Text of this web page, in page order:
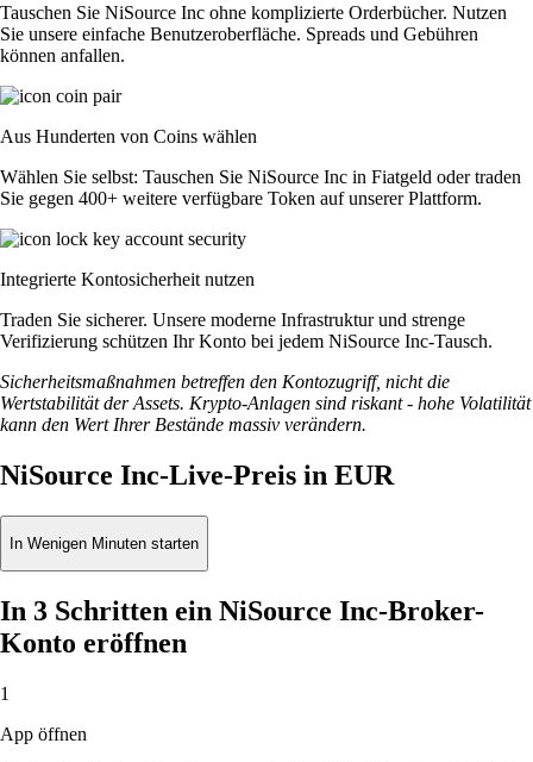
Tauschen Sie NiSource Inc ohne komplizierte Orderbücher. Nutzen
Sie unsere einfache Benutzeroberfläche. Spreads und Gebühren
können anfallen.
Aus Hunderten von Coins wählen
Wählen Sie selbst: Tauschen Sie NiSource Inc in Fiatgeld oder traden
Sie gegen 400+ weitere verfügbare Token auf unserer Plattform.
Integrierte Kontosicherheit nutzen
Traden Sie sicherer. Unsere moderne Infrastruktur und strenge
Verifizierung schützen Ihr Konto bei jedem NiSource Inc-Tausch.
Sicherheitsmaßnahmen betreffen den Kontozugriff, nicht die
Wertstabilität der Assets. Krypto-Anlagen sind riskant - hohe Volatilität
kann den Wert Ihrer Bestände massiv verändern.
NiSource Inc-Live-Preis in EUR
In Wenigen Minuten starten
In 3 Schritten ein NiSource Inc-Broker-
Konto eröffnen
1
App öffnen